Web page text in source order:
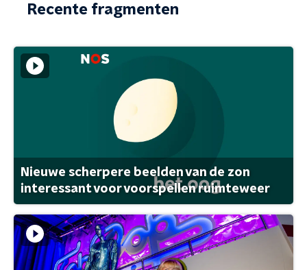
Recente fragmenten
Nieuwe scherpere beelden van de zon
interessant voor voorspellen ruimteweer